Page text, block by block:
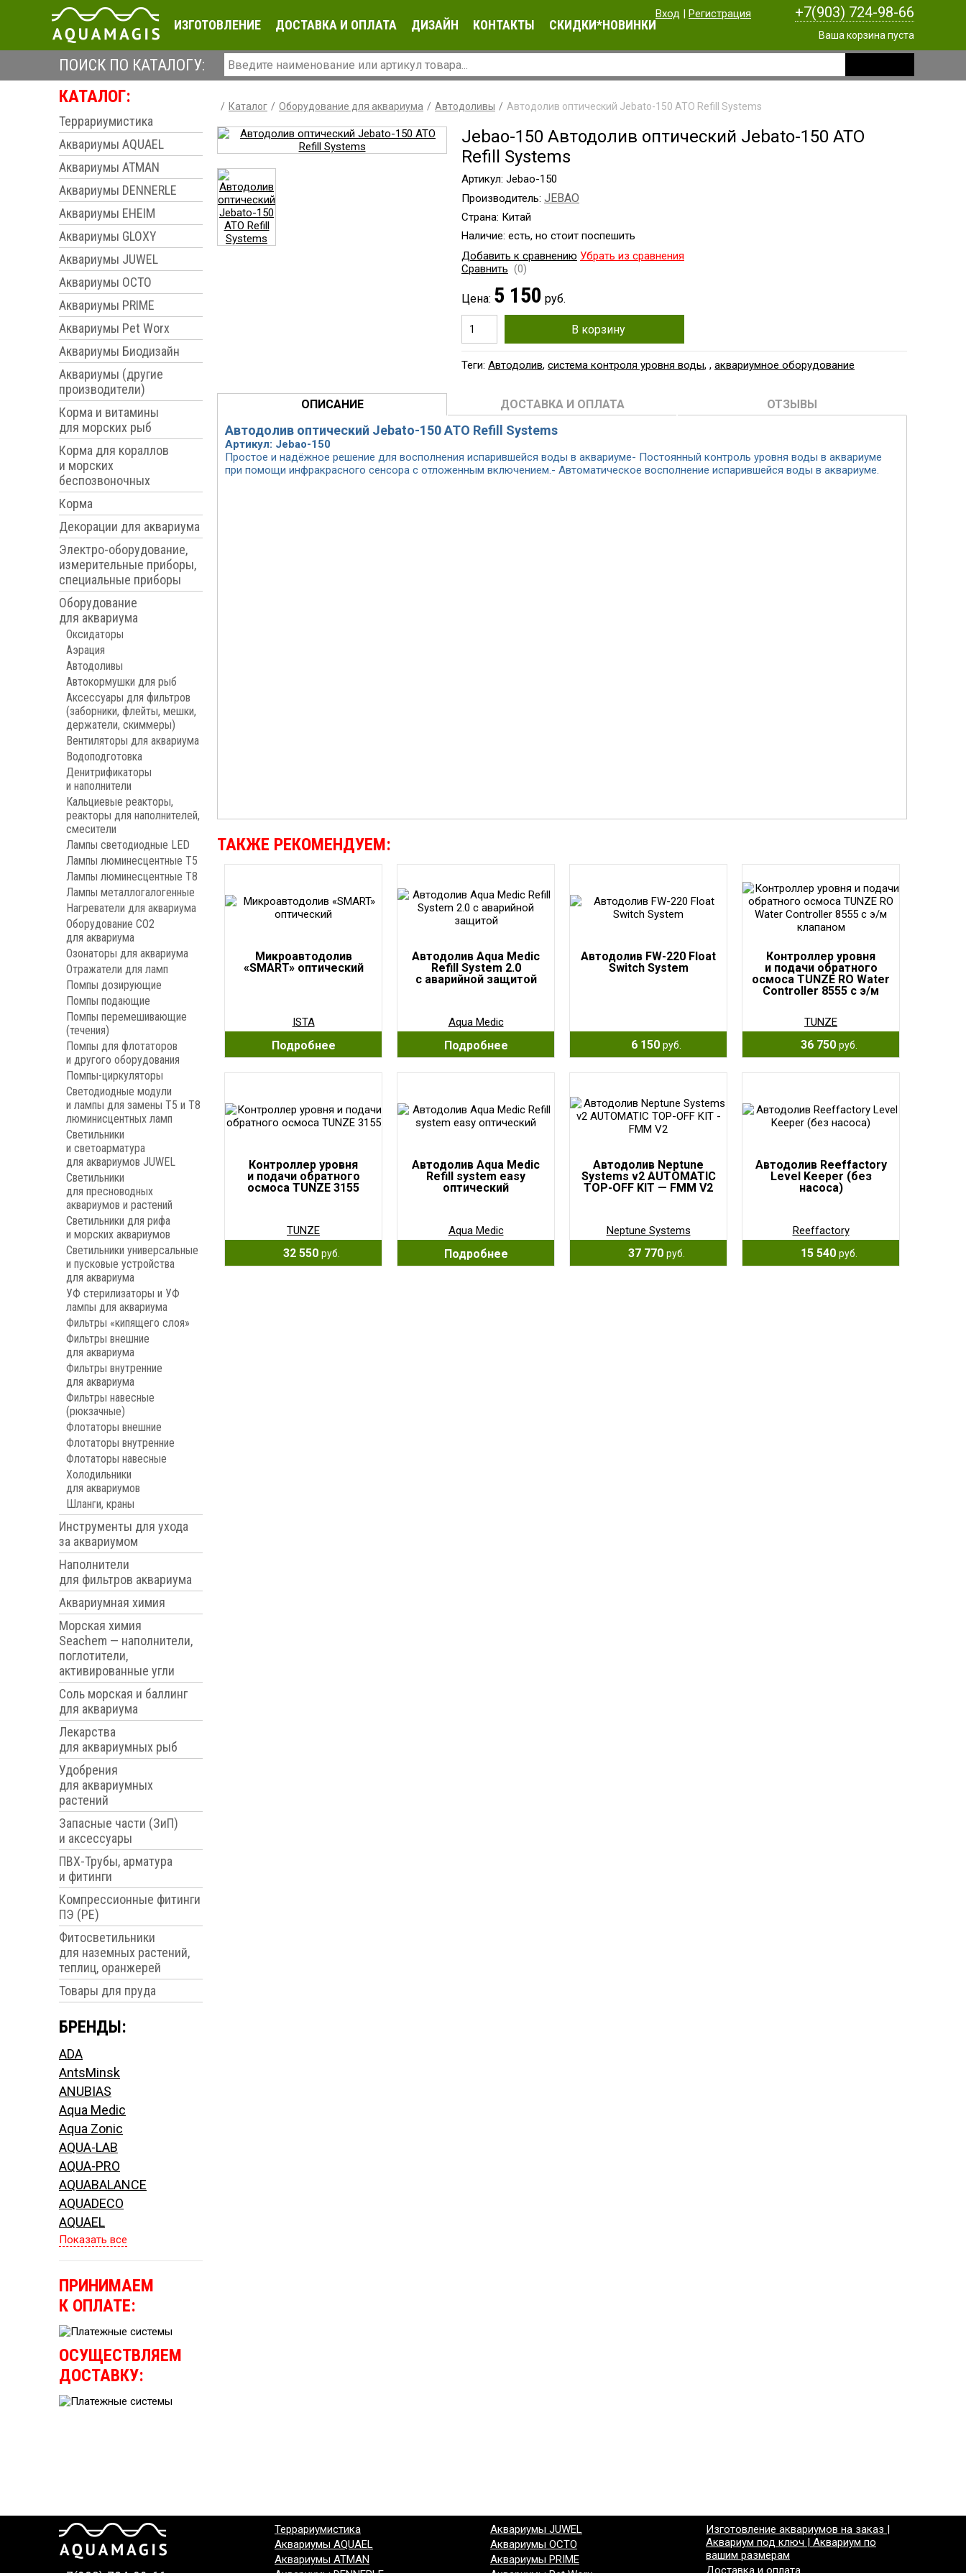
Вход | Регистрация +7(903) 724-98-66
Ваша корзина пуста
ИЗГОТОВЛЕНИЕ ДОСТАВКА И ОПЛАТА ДИЗАЙН КОНТАКТЫ СКИДКИ*НОВИНКИ
ПОИСК ПО КАТАЛОГУ:
КАТАЛОГ:
Террариумистика
Аквариумы AQUAEL
Аквариумы ATMAN
Аквариумы DENNERLE
Аквариумы EHEIM
Аквариумы GLOXY
Аквариумы JUWEL
Аквариумы OCTO
Аквариумы PRIME
Аквариумы Pet Worx
Аквариумы Биодизайн
Аквариумы (другие
производители)
Корма и витамины
для морских рыб
Корма для кораллов
и морских
беспозвоночных
Корма
Декорации для аквариума
Электро-оборудование,
измерительные приборы,
специальные приборы
Оборудование
для аквариума
Оксидаторы
Аэрация
Автодоливы
Автокормушки для рыб
Аксессуары для фильтров
(заборники, флейты, мешки,
держатели, скиммеры)
Вентиляторы для аквариума
Водоподготовка
Денитрификаторы
и наполнители
Кальциевые реакторы,
реакторы для наполнителей,
смесители
Лампы светодиодные LED
Лампы люминесцентные Т5
Лампы люминесцентные Т8
Лампы металлогалогенные
Нагреватели для аквариума
Оборудование CO2
для аквариума
Озонаторы для аквариума
Отражатели для ламп
Помпы дозирующие
Помпы подающие
Помпы перемешивающие
(течения)
Помпы для флотаторов
и другого оборудования
Помпы-циркуляторы
Светодиодные модули
и лампы для замены Т5 и Т8
люминисцентных ламп
Светильники
и светоарматура
для аквариумов JUWEL
Светильники
для пресноводных
аквариумов и растений
Светильники для рифа
и морских аквариумов
Светильники универсальные
и пусковые устройства
для аквариума
УФ стерилизаторы и УФ
лампы для аквариума
Фильтры «кипящего слоя»
Фильтры внешние
для аквариума
Фильтры внутренние
для аквариума
Фильтры навесные
(рюкзачные)
Флотаторы внешние
Флотаторы внутренние
Флотаторы навесные
Холодильники
для аквариумов
Шланги, краны
Инструменты для ухода
за аквариумом
Наполнители
для фильтров аквариума
Аквариумная химия
Морская химия
Seachem — наполнители,
поглотители,
активированные угли
Соль морская и баллинг
для аквариума
Лекарства
для аквариумных рыб
Удобрения
для аквариумных
растений
Запасные части (ЗиП)
и аксессуары
ПВХ-Трубы, арматура
и фитинги
Компрессионные фитинги
ПЭ (PE)
Фитосветильники
для наземных растений,
теплиц, оранжерей
Товары для пруда
БРЕНДЫ:
ADA
AntsMinsk
ANUBIAS
Aqua Medic
Aqua Zonic
AQUA-LAB
AQUA-PRO
AQUABALANCE
AQUADECO
AQUAEL
Показать все
ПРИНИМАЕМ
К ОПЛАТЕ:
ОСУЩЕСТВЛЯЕМ
ДОСТАВКУ:
Каталог Оборудование для аквариума Автодоливы Автодолив оптический Jebato-150 ATO Refill Systems
Jebao-150 Автодолив оптический Jebato-150 ATO
Refill Systems
Артикул: Jebao-150
Производитель: JEBAO
Страна: Китай
Наличие: есть, но стоит поспешить
Добавить к сравнению Убрать из сравнения
Сравнить (0)
Цена: 5 150 руб.
В корзину
Теги: Автодолив, система контроля уровня воды, , аквариумное оборудование
ОПИСАНИЕ ДОСТАВКА И ОПЛАТА ОТЗЫВЫ
Автодолив оптический Jebato-150 ATO Refill Systems
Артикул: Jebao-150
Простое и надёжное решение для восполнения испарившейся воды в аквариуме- Постоянный контроль уровня воды в аквариуме
при помощи инфракрасного сенсора с отложенным включением.- Автоматическое восполнение испарившейся воды в аквариуме.
ТАКЖЕ РЕКОМЕНДУЕМ:
Микроавтодолив
«SMART» оптический
ISTA
Подробнее
Автодолив Aqua Medic
Refill System 2.0
с аварийной защитой
Aqua Medic
Подробнее
Автодолив FW-220 Float
Switch System
6 150 руб.
Контроллер уровня
и подачи обратного
осмоса TUNZE RO Water
Controller 8555 с э/м
TUNZE
36 750 руб.
Контроллер уровня
и подачи обратного
осмоса TUNZE 3155
TUNZE
32 550 руб.
Автодолив Aqua Medic
Refill system easy
оптический
Aqua Medic
Подробнее
Автодолив Neptune
Systems v2 AUTOMATIC
TOP-OFF KIT — FMM V2
Neptune Systems
37 770 руб.
Автодолив Reeffactory
Level Keeper (без
насоса)
Reeffactory
15 540 руб.
Террариумистика
Аквариумы AQUAEL
Аквариумы ATMAN
Аквариумы JUWEL
Аквариумы OCTO
Аквариумы PRIME
Изготовление аквариумов на заказ |
Аквариум под ключ | Аквариум по
вашим размерам
Доставка и оплата